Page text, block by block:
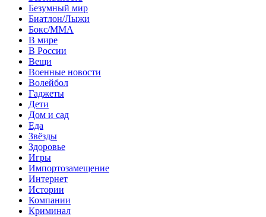
Безумный мир
Биатлон/Лыжи
Бокс/MMA
В мире
В России
Вещи
Военные новости
Волейбол
Гаджеты
Дети
Дом и сад
Еда
Звёзды
Здоровье
Игры
Импортозамещение
Интернет
Истории
Компании
Криминал